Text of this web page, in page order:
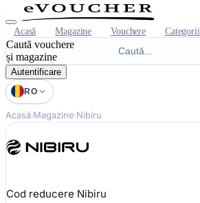
Acasă Magazine Vouchere Categorii
Caută vouchere
și magazine
Autentificare
RO
Acasă Magazine Nibiru
Cod reducere Nibiru